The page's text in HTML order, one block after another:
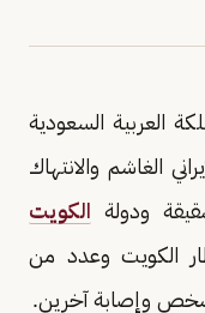
العربية السعودية
الغاشم والانتهاك
ودولة الكويت
الكويت وعدد من
شخص وإصابة آخرين.